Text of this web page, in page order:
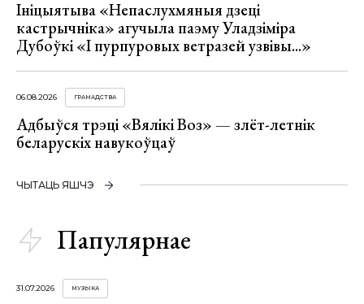
Ініцыятыва «Непаслухмяныя дзеці
кастрычніка» агучыла паэму Уладзіміра
Дубоўкі «І пурпуровых ветразей узвівы...»
06.08.2026 ГРАМАДСТВА
Адбыўся трэці «Вялікі Воз» — злёт-летнік
беларускіх навукоўцаў
ЧЫТАЦЬ ЯШЧЭ
Папулярнае
31.07.2026 МУЗЫКА